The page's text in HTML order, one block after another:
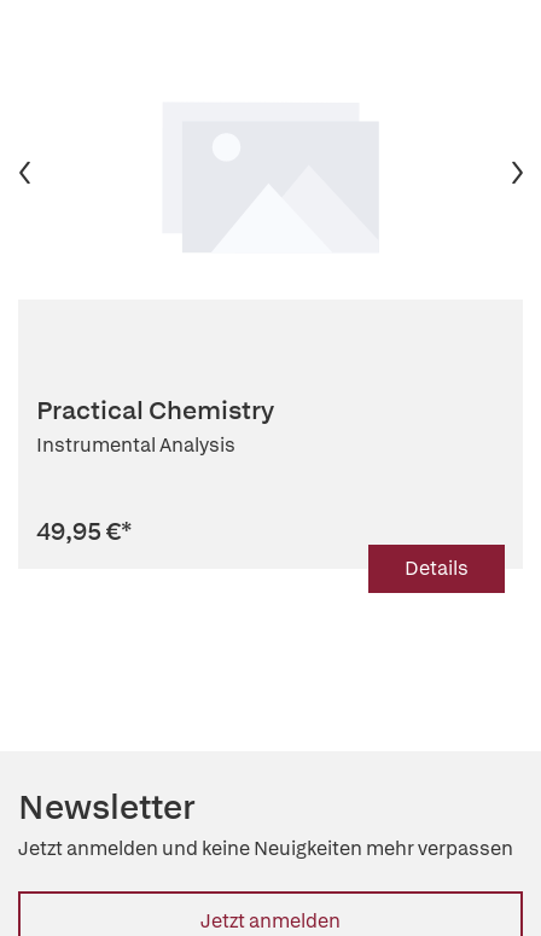
Practical Chemistry
Instrumental Analysis
49,95 €*
Details
Newsletter
Jetzt anmelden und keine Neuigkeiten mehr verpassen
Jetzt anmelden